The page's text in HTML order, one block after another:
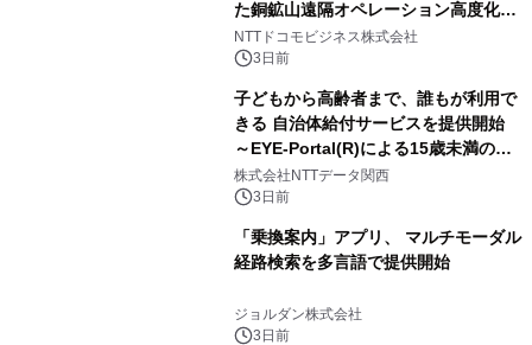
た銅鉱山遠隔オペレーション高度化に
向けた調査・実証を開始
NTTドコモビジネス株式会社
3日前
子どもから高齢者まで、誰もが利用で
きる 自治体給付サービスを提供開始
～EYE-Portal(R)による15歳未満の本
人認証と デジタルデバイド対策で実現
～
株式会社NTTデータ関西
3日前
「乗換案内」アプリ、 マルチモーダル
経路検索を多言語で提供開始
ジョルダン株式会社
3日前